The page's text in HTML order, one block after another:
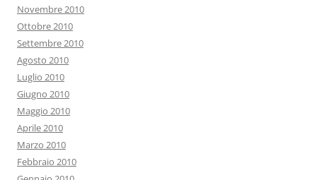
Novembre 2010
Ottobre 2010
Settembre 2010
Agosto 2010
Luglio 2010
Giugno 2010
Maggio 2010
Aprile 2010
Marzo 2010
Febbraio 2010